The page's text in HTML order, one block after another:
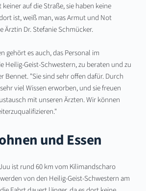
auf die Straße, sie haben keine
ist, weiß man, was Armut und Not
Ärztin Dr. Stefanie Schmücker.
gehört es auch, das Personal im
Heilig-Geist-Schwestern, zu beraten und zu
Bennet. "Sie sind sehr offen dafür. Durch
viel Wissen erworben, und sie freuen
mit unseren Ärzten. Wir können
und Essen
ist rund 60 km vom Kilimandscharo
von den Heilig-Geist-Schwestern am